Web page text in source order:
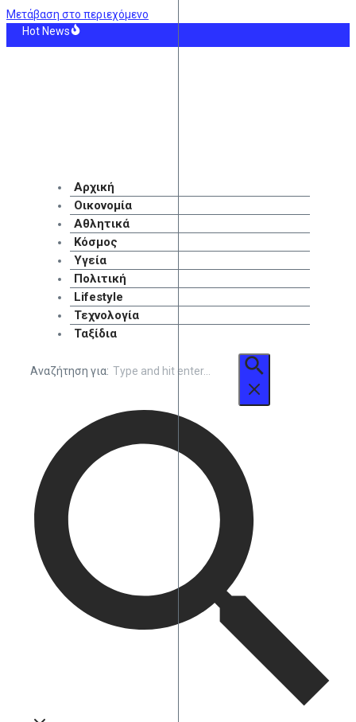
Μετάβαση στο περιεχόμενο
Hot News
Αρχική
Οικονομία
Αθλητικά
Κόσμος
Υγεία
Πολιτική
Lifestyle
Τεχνολογία
Ταξίδια
Αναζήτηση για: